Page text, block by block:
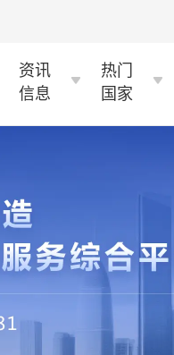
资讯
信息
热门
国家